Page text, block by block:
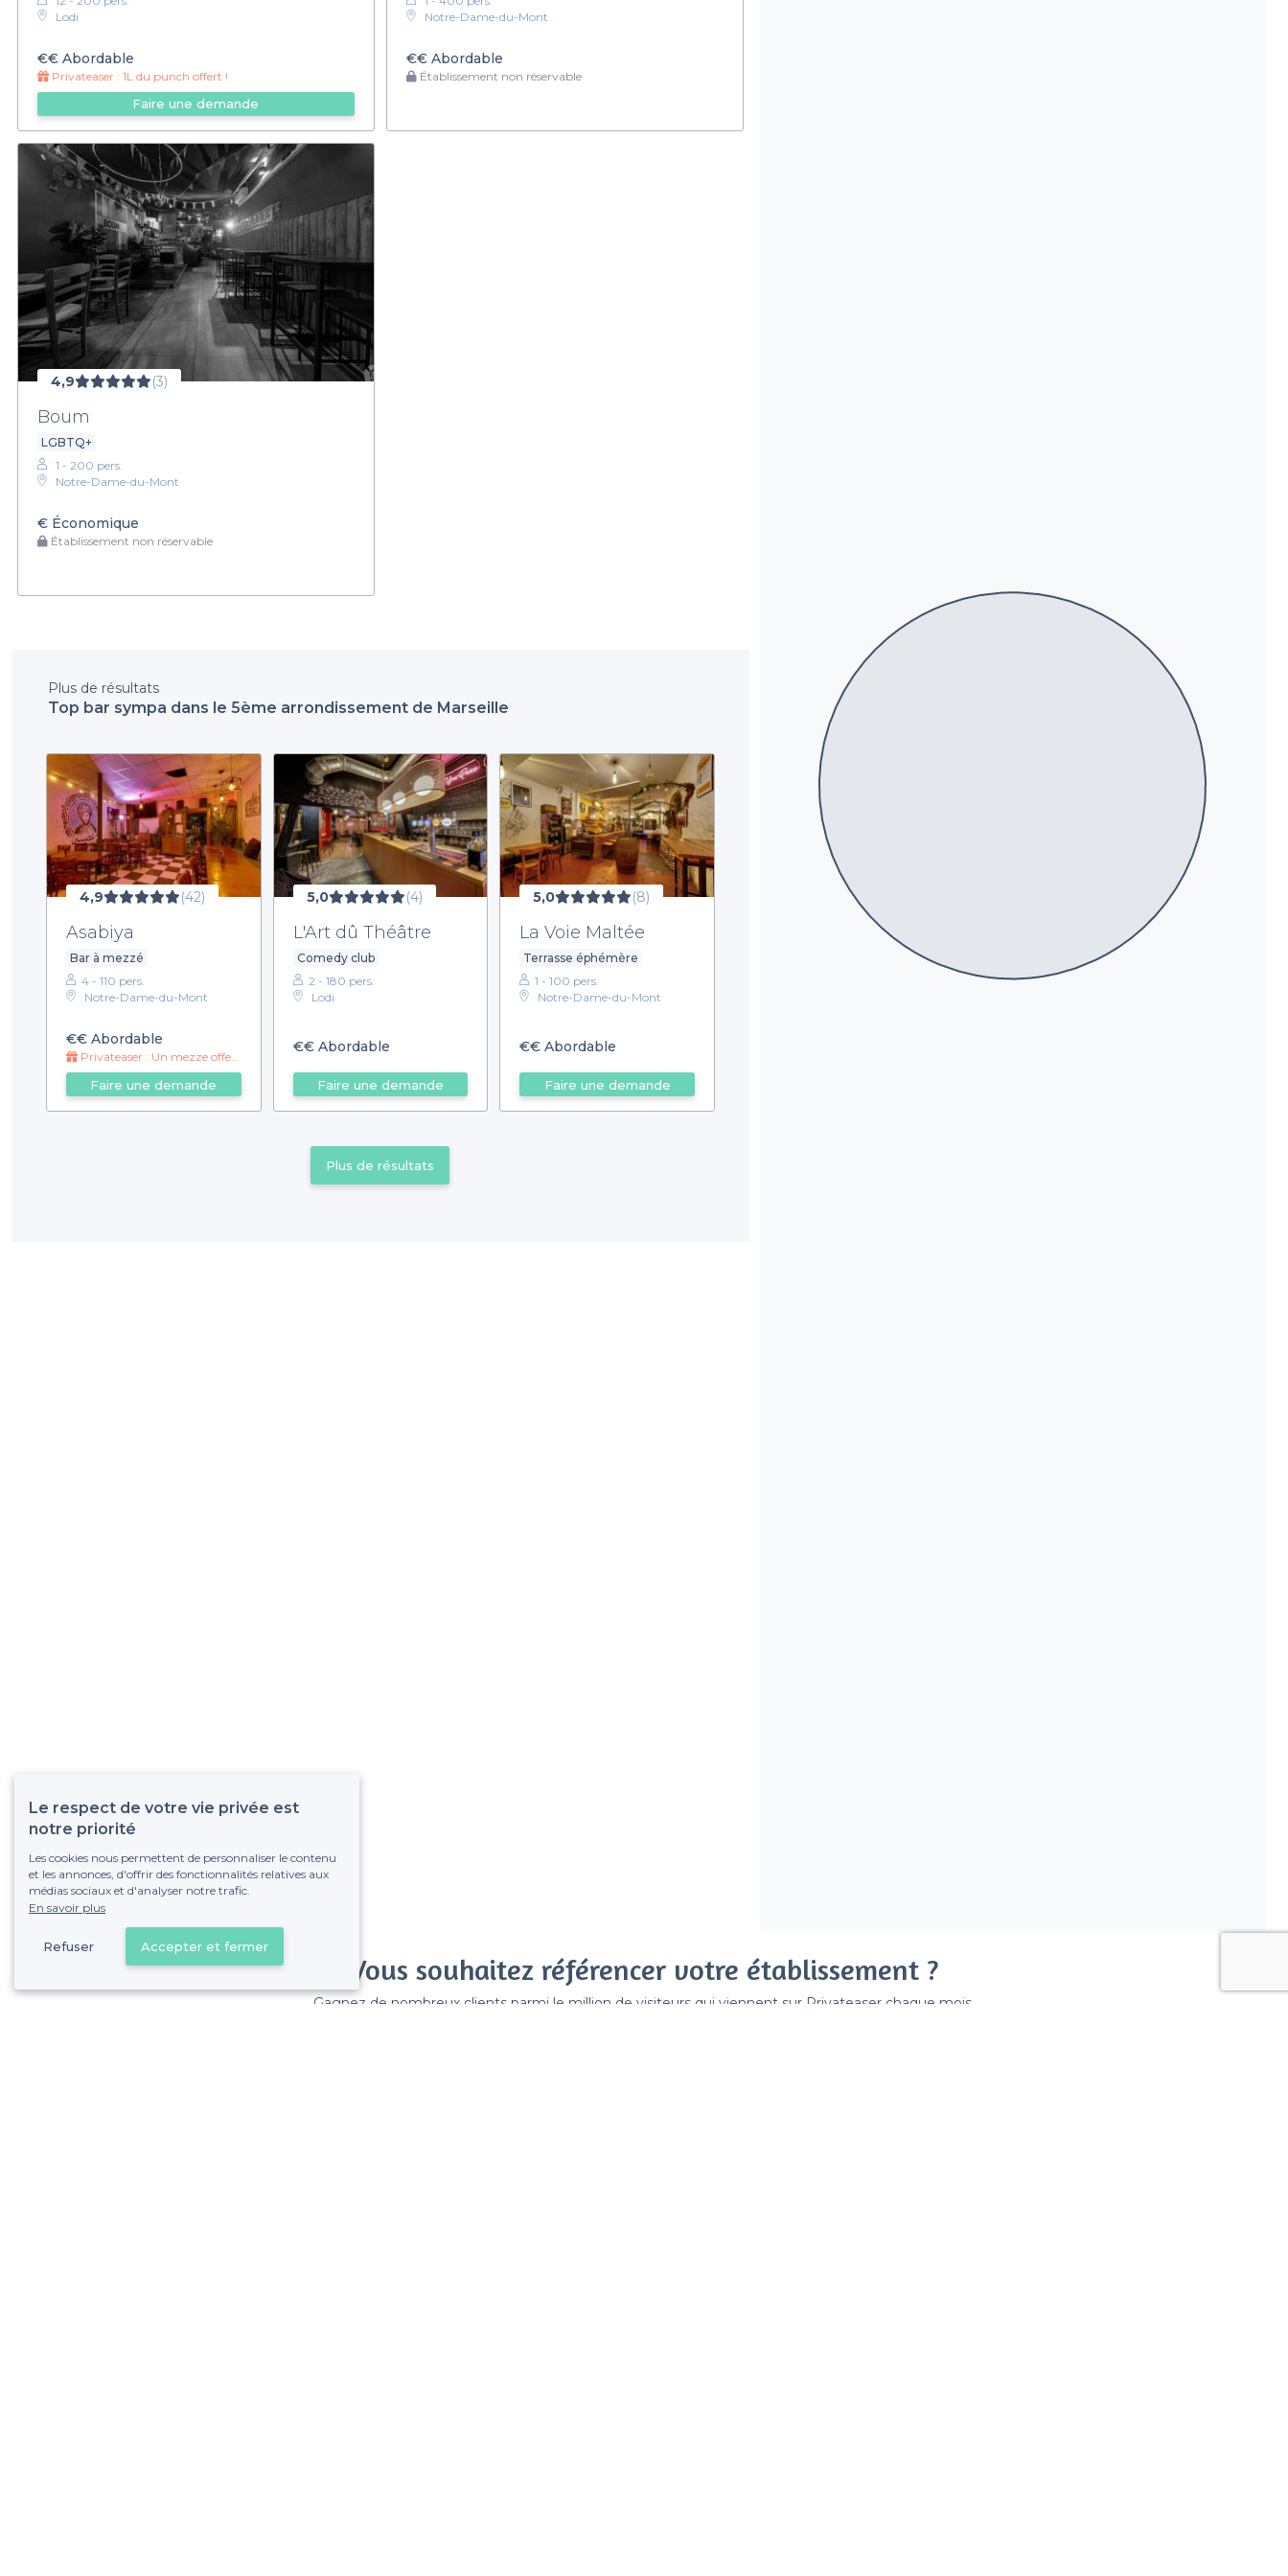
Lodi
€€ Abordable
Privateaser : 1L du punch offert !
Faire une demande
Notre-Dame-du-Mont
€€Abordable
Établissement non réservable
4,9 (3)
Boum
LGBTQ+
1 - 200 pers.
Notre-Dame-du-Mont
€ Économique
Établissement non réservable
Plus de résultats
Top bar sympa dans le 5ème arrondissement de Marseille
4,9 (42)
Asabiya
Bar à mezzé
4 - 110 pers.
Notre-Dame-du-Mont
€€ Abordable
Privateaser : Un mezze offert pour les groupes Privateaser !
Faire une demande
5,0 (4)
L'Art dû Théâtre
Comedy club
2 - 180 pers.
Lodi
€€Abordable
Faire une demande
5,0 (8)
La Voie Maltée
Terrasse éphémère
1 - 100 pers.
Notre-Dame-du-Mont
€€ Abordable
Faire une demande
Plus de résultats
Vous souhaitez référencer votre établissement ?
Gagnez de nombreux clients parmi le million de visiteurs qui viennent sur Privateaser chaque mois.
Le respect de votre vie privée est
notre priorité
Les cookies nous permettent de personnaliser le contenu
et les annonces, d'offrir des fonctionnalités relatives aux
médias sociaux et d'analyser notre trafic.
En savoir plus
Refuser Accepter et fermer